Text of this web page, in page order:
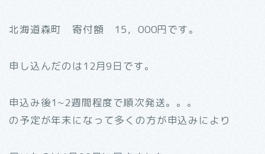
北海道森町 寄付額 15，000円です。
申し込んだのは12月9日です。
申込み後1~2週間程度で順次発送。。。
の予定が年末になって多くの方が申込みにより